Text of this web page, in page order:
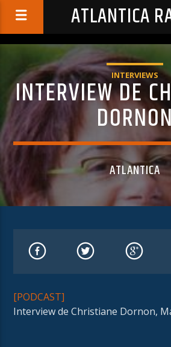
ATLANTICA
INTERVIEWS
INTERVIEW DE
ATLANTICA
[PODCAST]
Interview de Christiane Dornon,